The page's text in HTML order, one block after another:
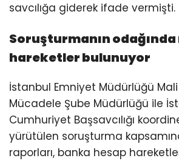
savcılığa giderek ifade vermişti.
Soruşturmanın
hareketler bulunuyor
İstanbul Emniyet Müdürlüğü
Mücadele Şube Müdürlüğü ile
Cumhuriyet Başsavcılığı
yürütülen soruşturma
raporları, banka hesap